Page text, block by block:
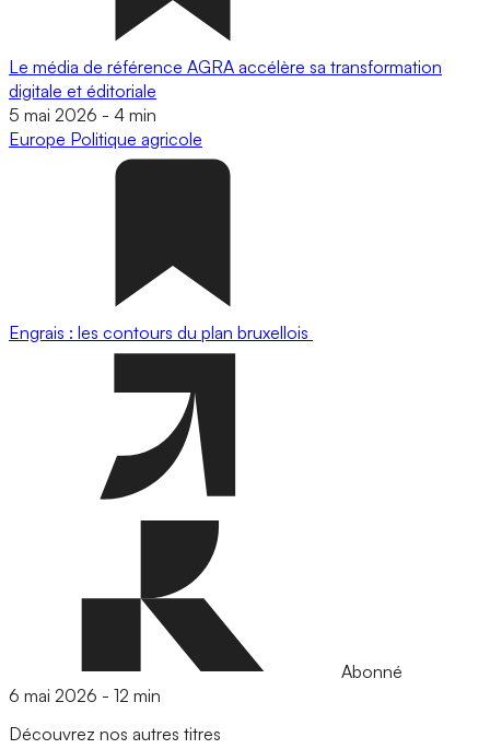
Le média de référence AGRA accélère sa transformation
digitale et éditoriale
5 mai 2026 - 4 min
Europe Politique agricole
Engrais : les contours du plan bruxellois
Abonné
6 mai 2026 - 12 min
Découvrez nos autres titres